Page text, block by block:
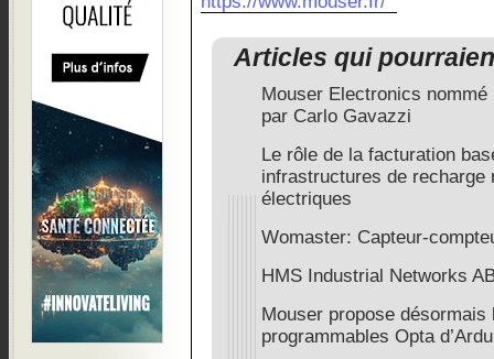
Articles qui
Mouser Electronics nommé
par Carlo Gavazzi
Le rôle de la facturation
infrastructures de recharge
électriques
Womaster: Capteur-
HMS Industrial Networks
Mouser propose
programmables Opta